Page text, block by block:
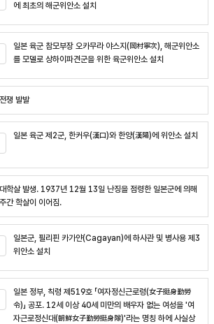
에 최초의 해군위안소 설치
일본 육군 참모부장 오카무라 야스지(岡村寧次), 해군위안소
를 모델로 상하이파견군을 위한 육군위안소 설치
쟁 발발
일본 육군 제2군, 한커우(漢口)와 한양(漢陽)에 위안소 설치
학살 발생. 1937년 12월 13일 난징을 점령한 일본군에 의해
간 학살이 이어짐.
일본군, 필리핀 카가얀(Cagayan)에 하사관 및 병사용 제3
위안소 설치
일본 정부, 칙령 제519호 「여자정신근로령(女子挺身勤勞
令)」 공포. 12세 이상 40세 미만의 배우자 없는 여성을 '여
자근로정신대(朝鮮女子勤勞挺身隊)'라는 명칭 하에 사실상